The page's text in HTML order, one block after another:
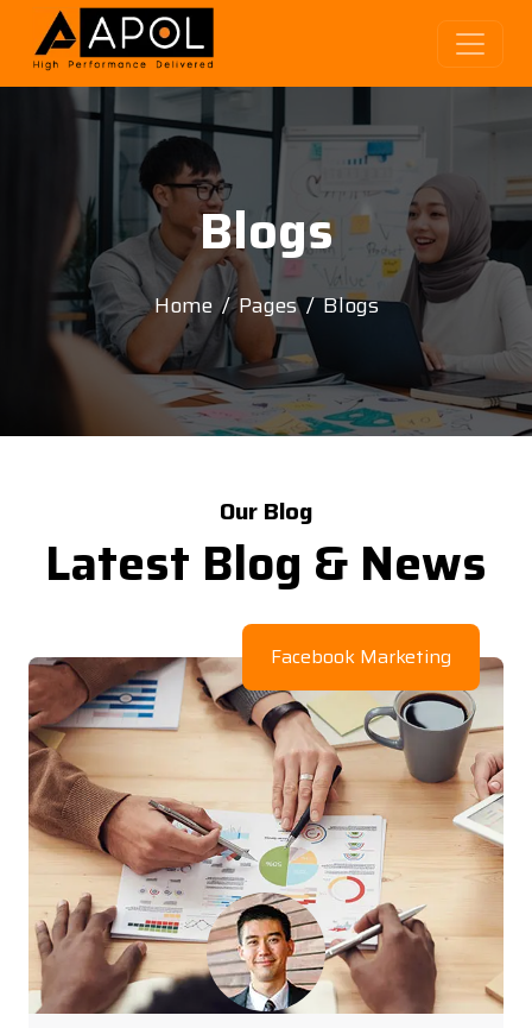
Blogs
Home Pages Blogs
Our Blog
Latest Blog & News
Facebook Marketing